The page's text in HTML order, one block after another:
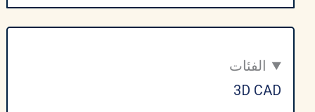
الحياة
الفئات
3D CAD